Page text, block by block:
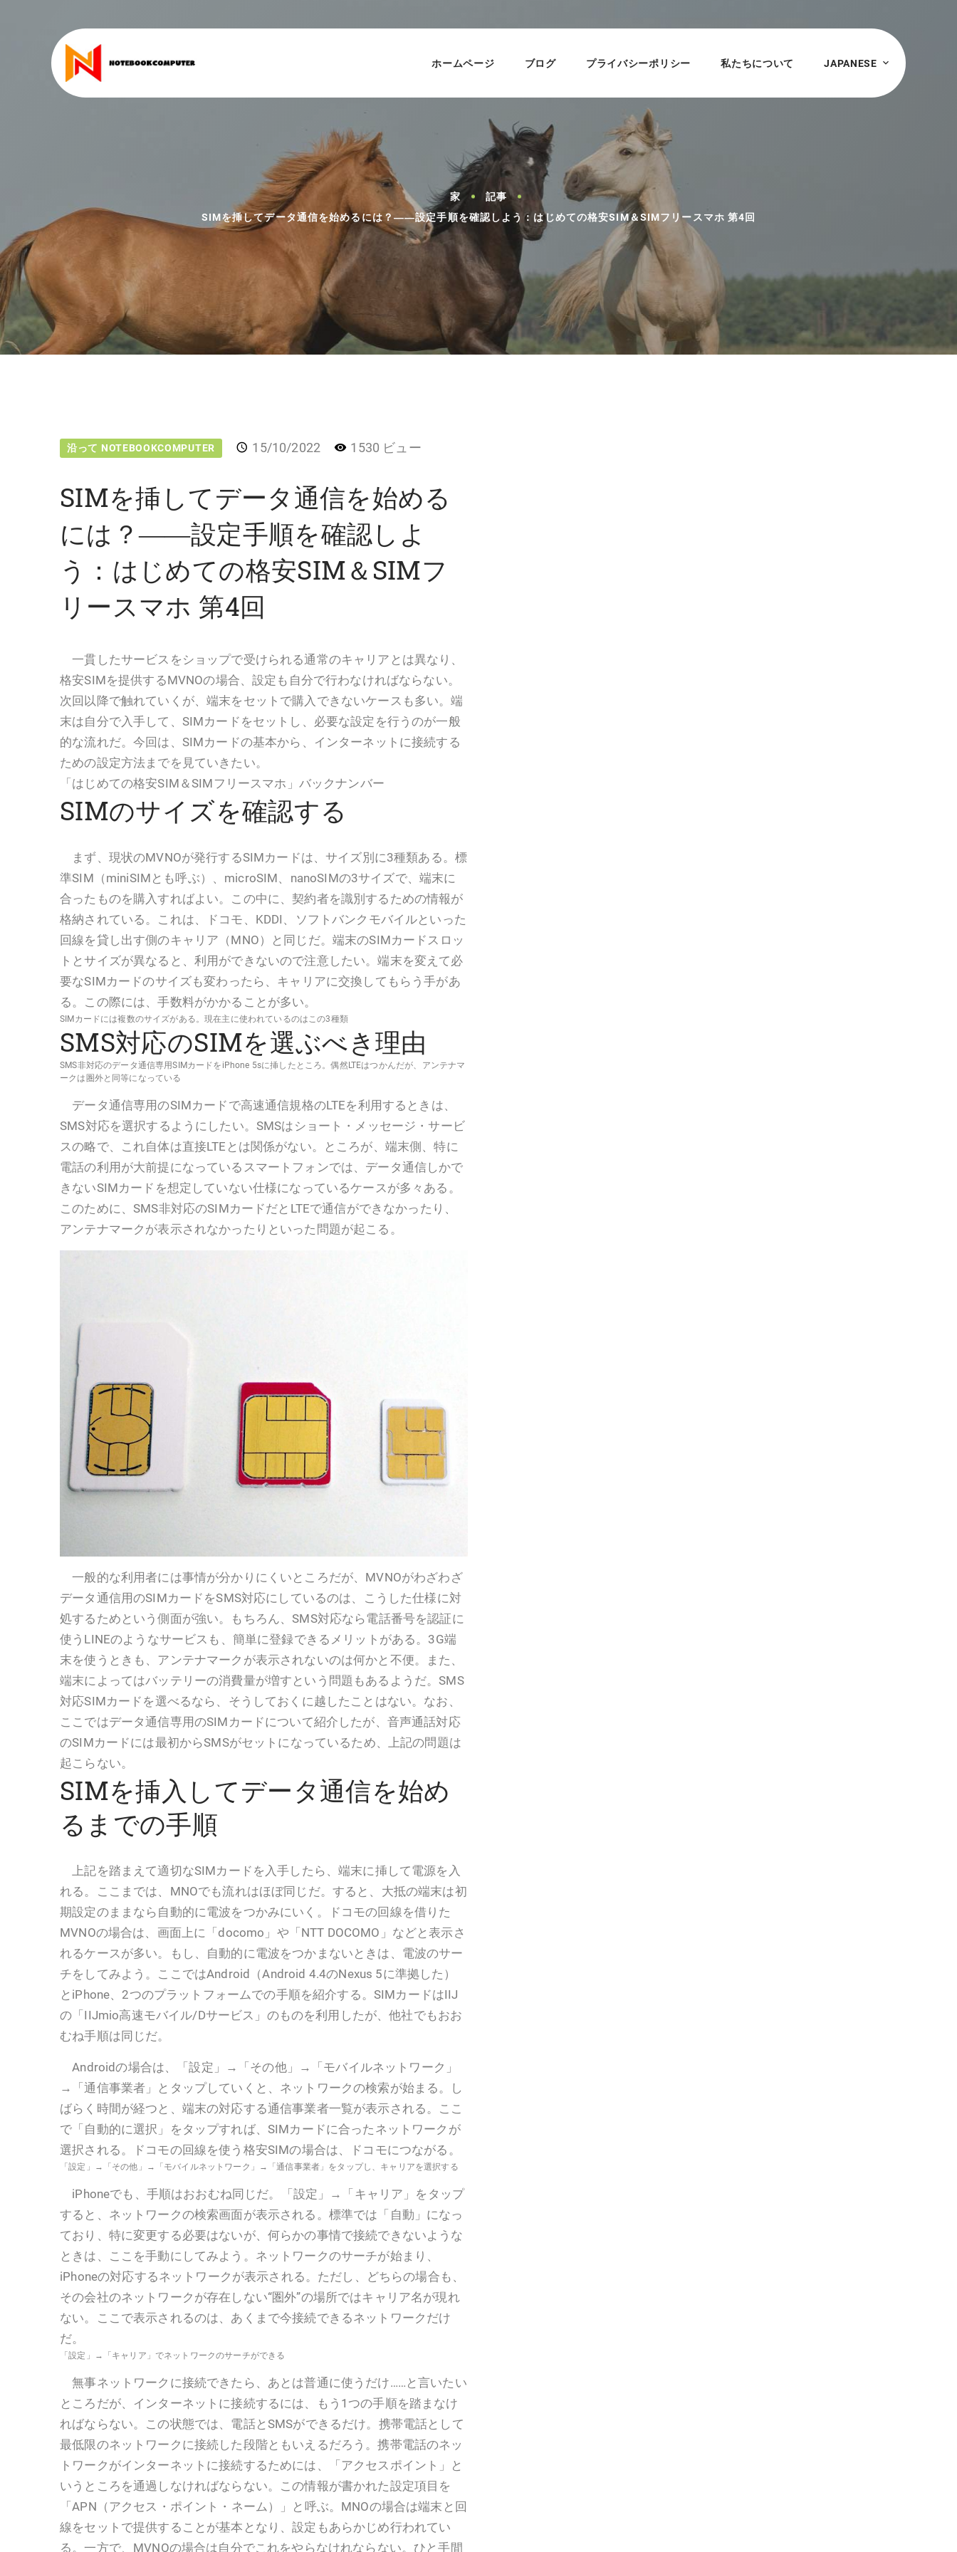
ホームページ ブログ プライバシーポリシー 私たちについて JAPANESE
家
記事
SIMを挿してデータ通信を始めるには？――設定手順を確認しよう：はじめての格安SIM＆SIMフリースマホ 第4回
沿って NOTEBOOKCOMPUTER 15/10/2022 1530 ビュー
SIMを挿してデータ通信を始める
には？――設定手順を確認しよ
う：はじめての格安SIM＆SIMフ
リースマホ 第4回
一貫したサービスをショップで受けられる通常のキャリアとは異なり、
格安SIMを提供するMVNOの場合、設定も自分で行わなければならない。
次回以降で触れていくが、端末をセットで購入できないケースも多い。端
末は自分で入手して、SIMカードをセットし、必要な設定を行うのが一般
的な流れだ。今回は、SIMカードの基本から、インターネットに接続する
ための設定方法までを見ていきたい。
「はじめての格安SIM＆SIMフリースマホ」バックナンバー
SIMのサイズを確認する
まず、現状のMVNOが発行するSIMカードは、サイズ別に3種類ある。標
準SIM（miniSIMとも呼ぶ）、microSIM、nanoSIMの3サイズで、端末に
合ったものを購入すればよい。この中に、契約者を識別するための情報が
格納されている。これは、ドコモ、KDDI、ソフトバンクモバイルといった
回線を貸し出す側のキャリア（MNO）と同じだ。端末のSIMカードスロッ
トとサイズが異なると、利用ができないので注意したい。端末を変えて必
要なSIMカードのサイズも変わったら、キャリアに交換してもらう手があ
る。この際には、手数料がかかることが多い。
SIMカードには複数のサイズがある。現在主に使われているのはこの3種類
SMS対応のSIMを選ぶべき理由
SMS非対応のデータ通信専用SIMカードをiPhone 5sに挿したところ。偶然LTEはつかんだが、アンテナマ
ークは圏外と同等になっている
データ通信専用のSIMカードで高速通信規格のLTEを利用するときは、
SMS対応を選択するようにしたい。SMSはショート・メッセージ・サービ
スの略で、これ自体は直接LTEとは関係がない。ところが、端末側、特に
電話の利用が大前提になっているスマートフォンでは、データ通信しかで
きないSIMカードを想定していない仕様になっているケースが多々ある。
このために、SMS非対応のSIMカードだとLTEで通信ができなかったり、
アンテナマークが表示されなかったりといった問題が起こる。
一般的な利用者には事情が分かりにくいところだが、MVNOがわざわざ
データ通信用のSIMカードをSMS対応にしているのは、こうした仕様に対
処するためという側面が強い。もちろん、SMS対応なら電話番号を認証に
使うLINEのようなサービスも、簡単に登録できるメリットがある。3G端
末を使うときも、アンテナマークが表示されないのは何かと不便。また、
端末によってはバッテリーの消費量が増すという問題もあるようだ。SMS
対応SIMカードを選べるなら、そうしておくに越したことはない。なお、
ここではデータ通信専用のSIMカードについて紹介したが、音声通話対応
のSIMカードには最初からSMSがセットになっているため、上記の問題は
起こらない。
SIMを挿入してデータ通信を始め
るまでの手順
上記を踏まえて適切なSIMカードを入手したら、端末に挿して電源を入
れる。ここまでは、MNOでも流れはほぼ同じだ。すると、大抵の端末は初
期設定のままなら自動的に電波をつかみにいく。ドコモの回線を借りた
MVNOの場合は、画面上に「docomo」や「NTT DOCOMO」などと表示さ
れるケースが多い。もし、自動的に電波をつかまないときは、電波のサー
チをしてみよう。ここではAndroid（Android 4.4のNexus 5に準拠した）
とiPhone、2つのプラットフォームでの手順を紹介する。SIMカードはIIJ
の「IIJmio高速モバイル/Dサービス」のものを利用したが、他社でもおお
むね手順は同じだ。
Androidの場合は、「設定」→「その他」→「モバイルネットワーク」
→「通信事業者」とタップしていくと、ネットワークの検索が始まる。し
ばらく時間が経つと、端末の対応する通信事業者一覧が表示される。ここ
で「自動的に選択」をタップすれば、SIMカードに合ったネットワークが
選択される。ドコモの回線を使う格安SIMの場合は、ドコモにつながる。
「設定」→「その他」→「モバイルネットワーク」→「通信事業者」をタップし、キャリアを選択する
iPhoneでも、手順はおおむね同じだ。「設定」→「キャリア」をタップ
すると、ネットワークの検索画面が表示される。標準では「自動」になっ
ており、特に変更する必要はないが、何らかの事情で接続できないような
ときは、ここを手動にしてみよう。ネットワークのサーチが始まり、
iPhoneの対応するネットワークが表示される。ただし、どちらの場合も、
その会社のネットワークが存在しない“圏外”の場所ではキャリア名が現れ
ない。ここで表示されるのは、あくまで今接続できるネットワークだけ
だ。
「設定」→「キャリア」でネットワークのサーチができる
無事ネットワークに接続できたら、あとは普通に使うだけ……と言いたい
ところだが、インターネットに接続するには、もう1つの手順を踏まなけ
ればならない。この状態では、電話とSMSができるだけ。携帯電話として
最低限のネットワークに接続した段階ともいえるだろう。携帯電話のネッ
トワークがインターネットに接続するためには、「アクセスポイント」と
いうところを通過しなければならない。この情報が書かれた設定項目を
「APN（アクセス・ポイント・ネーム）」と呼ぶ。MNOの場合は端末と回
線をセットで提供することが基本となり、設定もあらかじめ行われてい
る。一方で、MVNOの場合は自分でこれをやらなけれならない。ひと手間